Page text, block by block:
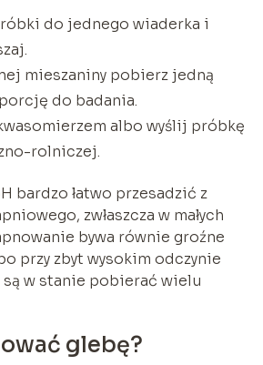
do jednego wiaderka i
mieszaniny pobierz jedną
do badania.
albo wyślij próbkę
rolniczej.
bardzo łatwo przesadzić z
zwłaszcza w małych
bywa równie groźne
przy zbyt wysokim odczynie
w stanie pobierać wielu
glebę?